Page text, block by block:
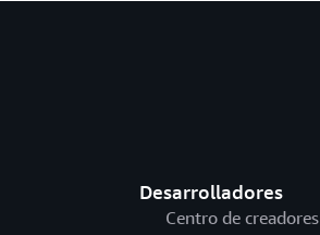
Desarrolladores
Centro de creadores